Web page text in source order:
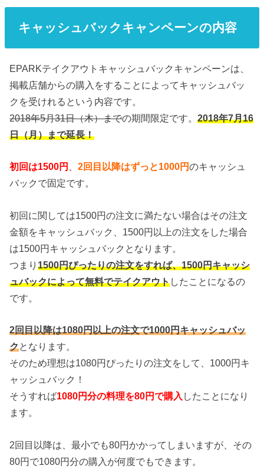
キャッシュバックキャンペーンの内容
EPARKテイクアウトキャッシュバックキャンペーンは、
掲載店舗からの購入をすることによってキャッシュバッ
クを受けれるという内容です。
2018年5月31日（木）までの期間限定です。2018年7月16
日（月）まで延長！
初回は1500円 、2回目以降はずっと1000円のキャッシュ
バックで固定です。
初回に関しては1500円の注文に満たない場合はその注文
金額をキャッシュバック、1500円以上の注文をした場合
は1500円キャッシュバックとなります。
つまり1500円ぴったりの注文をすれば、1500円キャッシ
ュバックによって無料でテイクアウトしたことになるの
です。
2回目以降は1080円以上の注文で1000円キャッシュバッ
クとなります。
そのため理想は1080円ぴったりの注文をして、1000円キ
ャッシュバック！
そうすれば1080円分の料理を80円で購入 したことになり
ます。
2回目以降は、最小でも80円かかってしまいますが、その
80円で1080円分の購入が何度でもできます。